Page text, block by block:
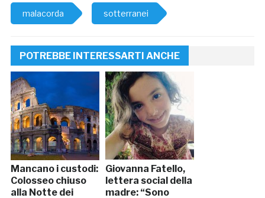
malacorda sotterranei
POTREBBE INTERESSARTI ANCHE
Mancano i custodi:
Colosseo chiuso
alla Notte dei
Giovanna Fatello,
lettera social della
madre: “Sono